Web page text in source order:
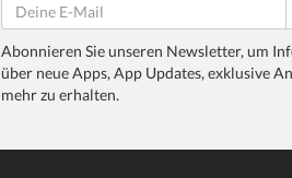
Abonnieren Sie unseren Newsletter, um
über neue Apps, App Updates, exklusive
mehr zu erhalten.